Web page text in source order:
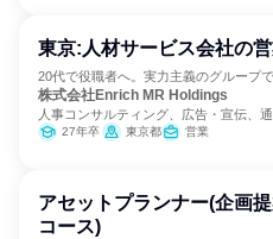
東京:人材サービス会社の
20代で役職者へ。実力主義のグループ
株式会社Enrich MR Holdings
人事コンサルティング、広告・宣伝、
27年卒 東京都 営業
アセットプランナー(企画
コース)